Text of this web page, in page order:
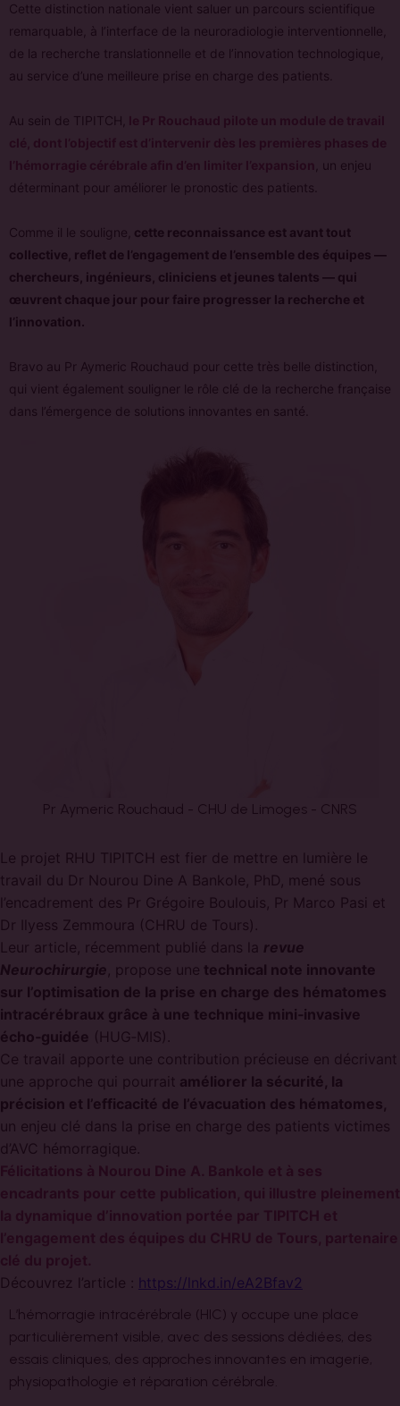
Cette distinction nationale vient saluer un parcours scientifique
remarquable, à l’interface de la neuroradiologie interventionnelle,
de la recherche translationnelle et de l’innovation technologique,
au service d’une meilleure prise en charge des patients.
Au sein de TIPITCH,
, un enjeu
déterminant pour améliorer le pronostic des patients.
Comme il le souligne, cette reconnaissance est avant tout
collective, reflet de l’engagement de l’ensemble des équipes —
chercheurs, ingénieurs, cliniciens et jeunes talents — qui
œuvrent chaque jour pour faire progresser la recherche et
l’innovation.
Bravo au Pr Aymeric Rouchaud pour cette très belle distinction,
qui vient également souligner le rôle clé de la recherche française
dans l’émergence de solutions innovantes en santé.
Pr Aymeric Rouchaud - CHU de Limoges - CNRS
Le projet RHU TIPITCH est fier de mettre en lumière le
travail du Dr Nourou Dine A Bankole, PhD, mené sous
l’encadrement des Pr Grégoire Boulouis, Pr Marco Pasi et
Dr Ilyess Zemmoura (CHRU de Tours).
Leur article, récemment publié dans la revue
Neurochirurgie, propose une technical note innovante
sur l’optimisation de la prise en charge des hématomes
intracérébraux grâce à une technique mini‑invasive
écho‑guidée (HUG‑MIS).
Ce travail apporte une contribution précieuse en décrivant
une approche qui pourrait améliorer la sécurité, la
précision et l’efficacité de l’évacuation des hématomes,
un enjeu clé dans la prise en charge des patients victimes
d’AVC hémorragique.
Découvrez l’article : https://lnkd.in/eA2Bfav2
L’hémorragie intracérébrale (HIC) y occupe une place
particulièrement visible, avec des sessions dédiées, des
essais cliniques, des approches innovantes en imagerie,
physiopathologie et réparation cérébrale.